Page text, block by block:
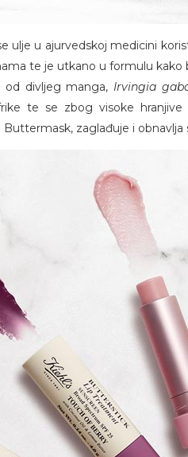
ulje u ajurvedskoj medicini
te je utkano u formulu kako
divljeg manga, Irvingia
te se zbog visoke
zaglađuje i obnavlja